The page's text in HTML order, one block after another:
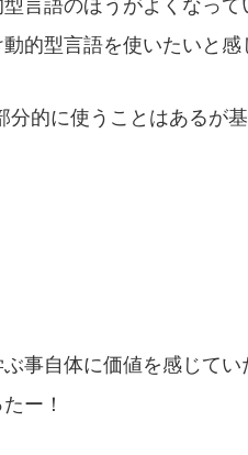
言語のほうがよくなって
的型言語を使いたいと感
的に使うことはあるが
事自体に価値を感じてい
ー！